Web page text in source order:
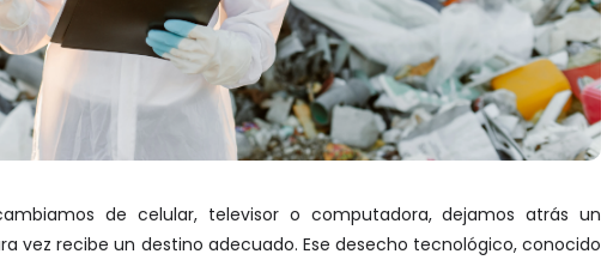
de celular, televisor o computadora, dejamos atrás un
vez recibe un destino adecuado. Ese desecho tecnológico, conocido